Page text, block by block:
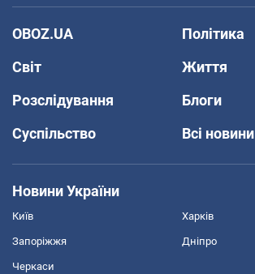
OBOZ.UA
Політика
Світ
Життя
Розслідування
Блоги
Суспільство
Всі новини
Новини України
Київ Харків
Запоріжжя Дніпро
Черкаси